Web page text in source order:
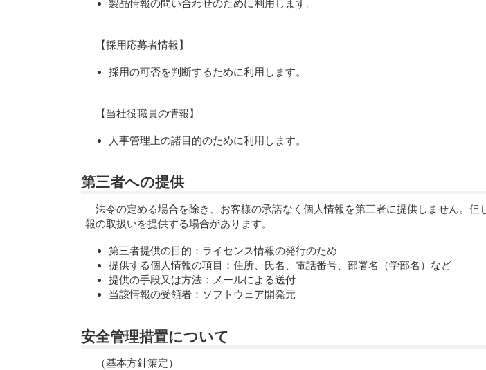
製品情報の問い合わせのために利用します。
【採用応募者情報】
採用の可否を判断するために利用します。
【当社役職員の情報】
人事管理上の諸目的のために利用します。
第三者への提供
法令の定める場合を除き、お客様の承諾なく個人情報を第三者に提供しません。
報の取扱いを提供する場合があります。
第三者提供の目的：ライセンス情報の発行のため
提供する個人情報の項目：住所、氏名、電話番号、部署名（学部名）など
提供の手段又は方法：メールによる送付
当該情報の受領者：ソフトウェア開発元
安全管理措置について
（基本方針策定）